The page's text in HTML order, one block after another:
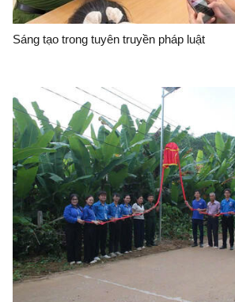
Sáng tạo trong tuyên truyền pháp luật